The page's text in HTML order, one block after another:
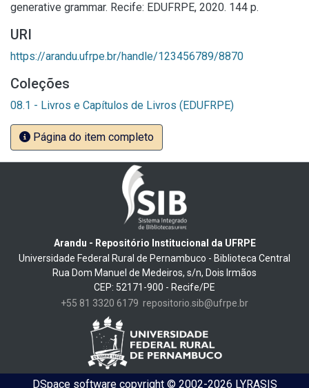
generative grammar. Recife: EDUFRPE, 2020. 144 p.
URI
https://arandu.ufrpe.br/handle/123456789/8870
Coleções
08.1 - Livros e Capítulos de Livros (EDUFRPE)
Página do item completo
Arandu - Repositório Institucional da UFRPE
Universidade Federal Rural de Pernambuco - Biblioteca Central
Rua Dom Manuel de Medeiros, s/n, Dois Irmãos
CEP: 52171-900 - Recife/PE
+55 81 3320 6179 repositorio.sib@ufrpe.br
DSpace softwarecopyright © 2002-2026 LYRASIS